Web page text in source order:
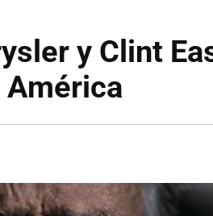
y Clint
América